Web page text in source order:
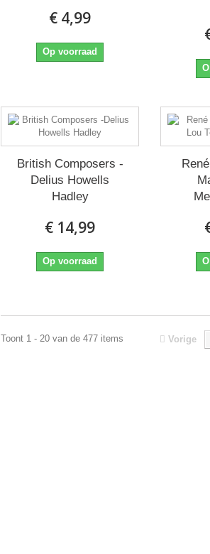
€ 4,99
Op voorraad
British Composers -
Delius Howells
Hadley
€ 14,99
Op voorraad
Vorige
Toont 1 - 20 van de 477 items